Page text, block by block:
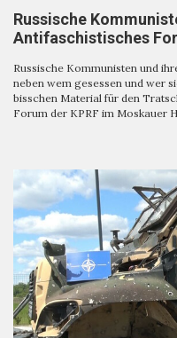
Russische
Antifaschistisches
Russische Kommunisten und
neben wem gesessen und wer
bisschen Material für den
Forum der KPRF im Moskauer